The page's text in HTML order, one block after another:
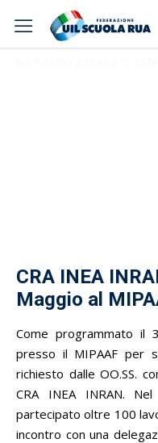
CRA INEA
Maggio al
Come programmato il
presso il MIPAAF per
richiesto dalle OO.SS.
CRA INEA INRAN.
partecipato oltre 100
incontro con una